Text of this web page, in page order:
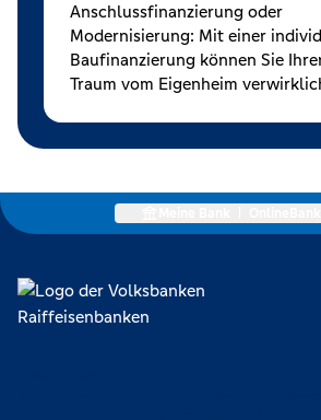
Anschlussfinanzierung oder
Modernisierung: Mit einer
Baufinanzierung können Sie
Traum vom Eigenheim